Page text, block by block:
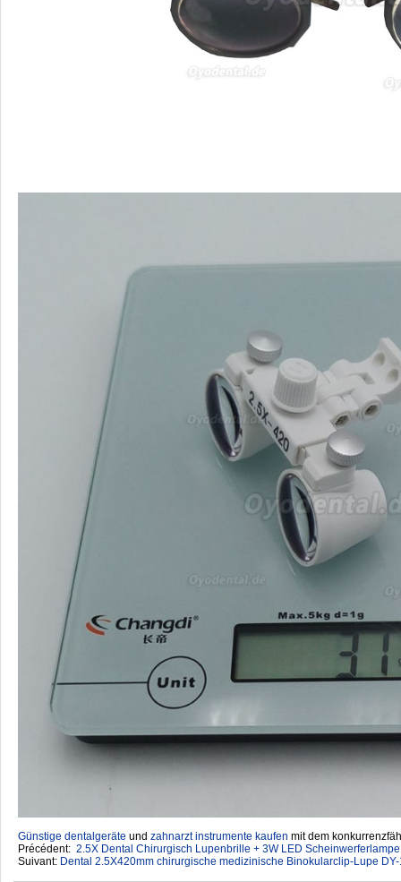
Günstige dentalgeräte ‎ und zahnarzt instrumente kaufen mit dem
Précédent: 2.5X Dental Chirurgisch Lupenbrille + 3W LED
Suivant: Dental 2.5X420mm chirurgische medizinische Binokularclip-Lupe